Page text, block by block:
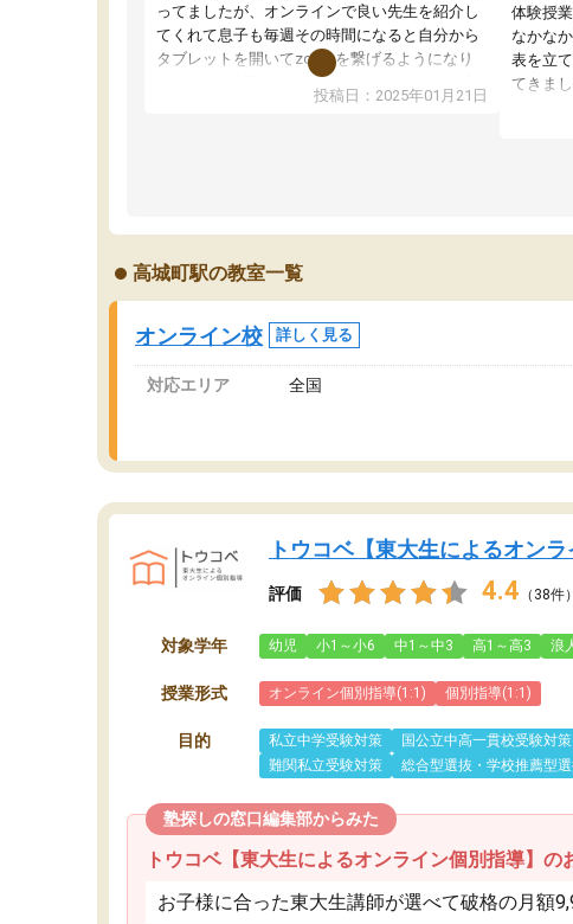
ってましたが、オンラインで良い先生を紹介し
てくれて息子も毎週その時間になると自分から
タブレットを開いてzoomを繋げるようになり
ました！5科目なんでもOKなのもとても気に入
投稿日：2025年01月21日
体験授
なかな
表を立
てきまし
オンラ
い日も
高城町駅の教室一覧
オンライン校 詳しく見る
対応エリア 全国
トウコベ【東大生によるオンラ
評価 4.4 （38件）
対象学年 幼児 小1～小6 中1～中3 高1～高3 浪
授業形式 オンライン個別指導(1:1) 個別指導(1:1)
目的 私立中学受験対策 国公立中高一貫校受験対策
難関私立受験対策
総合型選抜・学校推薦型
塾探しの窓口編集部からみた
トウコベ【東大生によるオンライン個別指導】の
お子様に合った東大生講師が選べて破格の月額